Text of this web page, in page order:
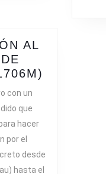
AL
con un
que
hacer
por el
desde
hasta el